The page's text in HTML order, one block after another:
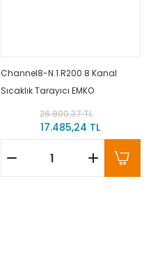
Channel8-N.1.R200 8 Kanal
Sıcaklık Tarayıcı EMKO
26.900,37 TL
17.485,24 TL